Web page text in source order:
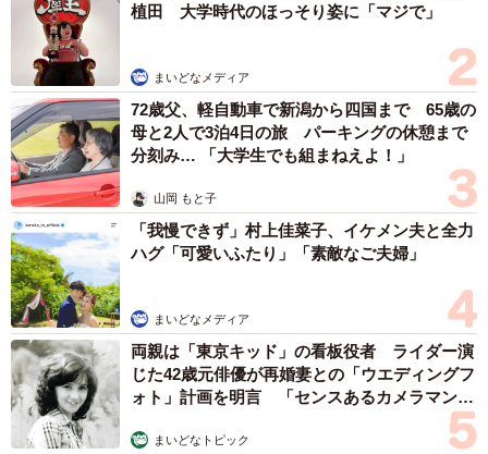
植田 大学時代のほっそり姿に「マジで」
まいどなメディア
72歳父、軽自動車で新潟から四国まで 65歳の
母と2人で3泊4日の旅 パーキングの休憩まで
分刻み… 「大学生でも組まねえよ！」
山岡 もと子
「我慢できず」村上佳菜子、イケメン夫と全力
ハグ「可愛いふたり」「素敵なご夫婦」
まいどなメディア
両親は「東京キッド」の看板役者 ライダー演
じた42歳元俳優が再婚妻との「ウエディングフ
ォト」計画を明言 「センスあるカメラマン求
まいどなトピック